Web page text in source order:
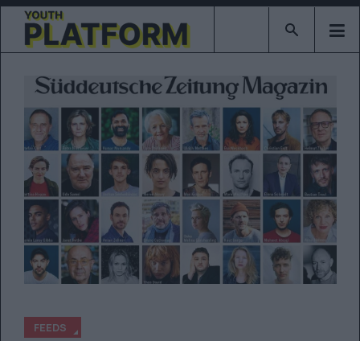
Type 2 or
FEEDS